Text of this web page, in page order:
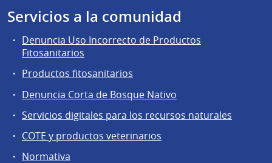
Servicios a la comunidad
Denuncia Uso Incorrecto de Productos
Fitosanitarios
Productos fitosanitarios
Denuncia Corta de Bosque Nativo
Servicios digitales para los recursos naturales
COTE y productos veterinarios
Normativa